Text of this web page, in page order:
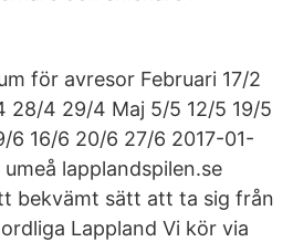
för avresor Februari 17/2
28/4 29/4 Maj 5/5 12/5 19/5
6 16/6 20/6 27/6 2017-01-
lapplandspilen.se
bekvämt sätt att ta sig från
Lappland Vi kör via